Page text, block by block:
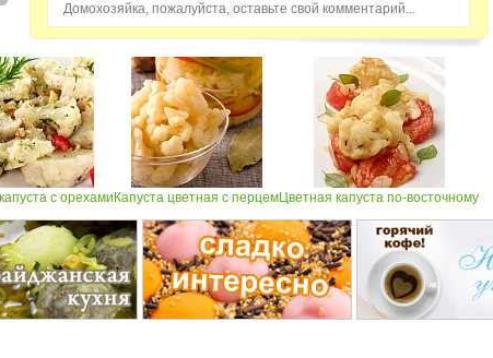
Домохозяйка, пожалуйста, оставьте свой комментарий...
с орехами Капуста цветная с перцемЦветная капуста по-восточному